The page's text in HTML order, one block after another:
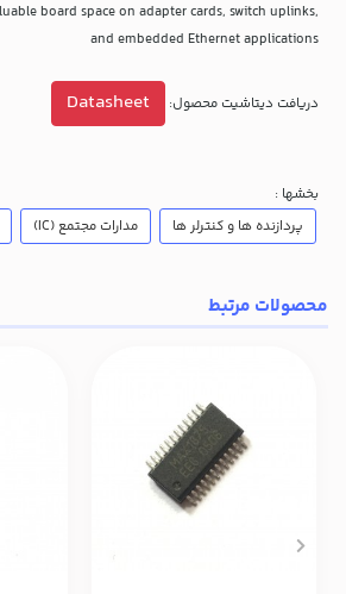
board space on adapter cards, switch uplinks,
and embedded Ethernet applications
دریافت دیتاشیت محصول: Datasheet
بخشها :
پردازنده ها و کنترلر ها
مدارات مجتمع (IC)
محصولات مرتبط